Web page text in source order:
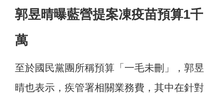
郭昱晴曝藍營提案凍疫苗預算1千
萬
至於國民黨團所稱預算「一毛未刪」，郭昱
晴也表示，疾管署相關業務費，其中在針對